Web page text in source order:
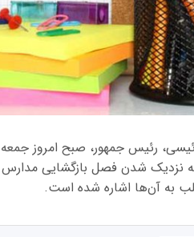
رئیس جمهور، صبح امروز
به آن‌ها اشاره شده است.